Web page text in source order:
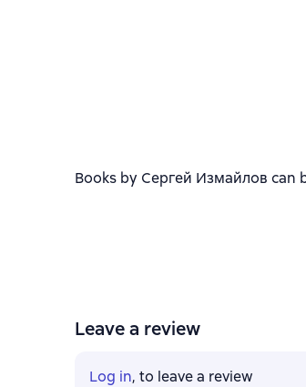
Books by Сергей Измайлов
Leave a review
Log in, to leave a review